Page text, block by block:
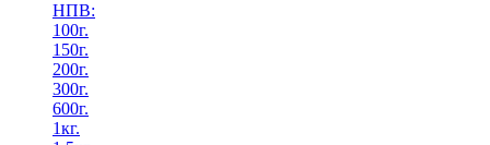
НПВ:
100г.
150г.
200г.
300г.
600г.
1кг.